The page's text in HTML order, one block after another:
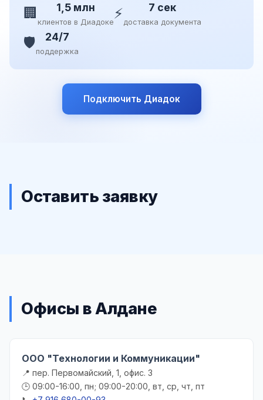
🏢 1,5 млн
клиентов в Диадоке⚡ 7 сек
доставка документа
🛡️ 24/7
поддержка
Подключить Диадок
Оставить заявку
Офисы в Алдане
ООО "Технологии и Коммуникации"
📍 пер. Первомайский, 1, офис. 3
🕒 09:00-16:00, пн; 09:00-20:00, вт, ср, чт, пт